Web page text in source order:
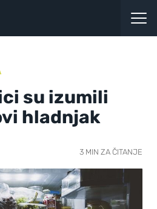
su izumili
hladnjak
3 MIN ZA ČITANJE